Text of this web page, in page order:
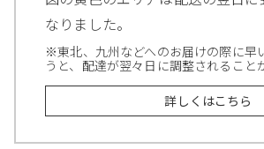
なりました。
※東北、九州などへのお届けの際に早
うと、配達が翌々日に調整されること
詳しくはこちら